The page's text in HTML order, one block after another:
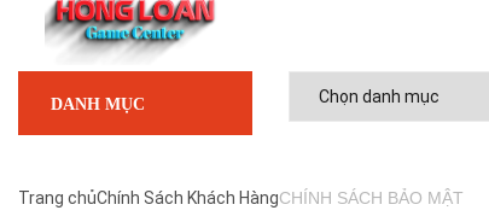
DANH MỤC
Trang chủChính Sách Khách HàngCHÍNH SÁCH BẢO MẬT